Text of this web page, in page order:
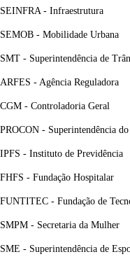
SEINFRA - Infraestrutura
SEMOB - Mobilidade Urbana
SMT - Superintendência de
ARFES - Agência Reguladora
CGM - Controladoria Geral
PROCON - Superintendência
IPFS - Instituto de Previdência
FHFS - Fundação Hospitalar
FUNTITEC - Fundação de
SMPM - Secretaria da Mulher
SME - Superintendência de